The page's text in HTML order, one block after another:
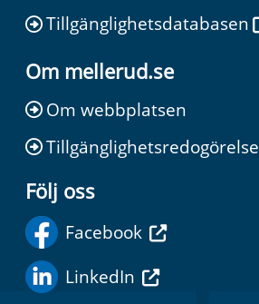
Tillgänglighetsdatabasen
Om mellerud.se
Om webbplatsen
Tillgänglighetsredogörelse
Följ oss
Facebook
LinkedIn